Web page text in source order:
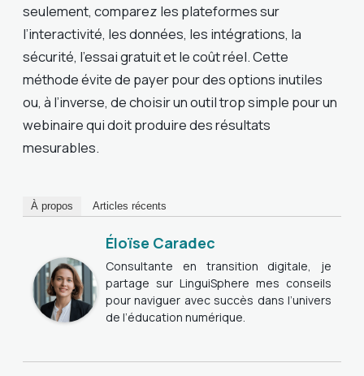
seulement, comparez les plateformes sur
l’interactivité, les données, les intégrations, la
sécurité, l’essai gratuit et le coût réel. Cette
méthode évite de payer pour des options inutiles
ou, à l’inverse, de choisir un outil trop simple pour un
webinaire qui doit produire des résultats
mesurables.
À propos Articles récents
Éloïse Caradec
Consultante en transition digitale, je
partage sur LinguiSphere mes conseils
pour naviguer avec succès dans l’univers
de l’éducation numérique.